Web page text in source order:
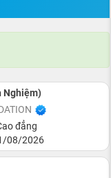
Nghiệm)
đẳng
08/2026